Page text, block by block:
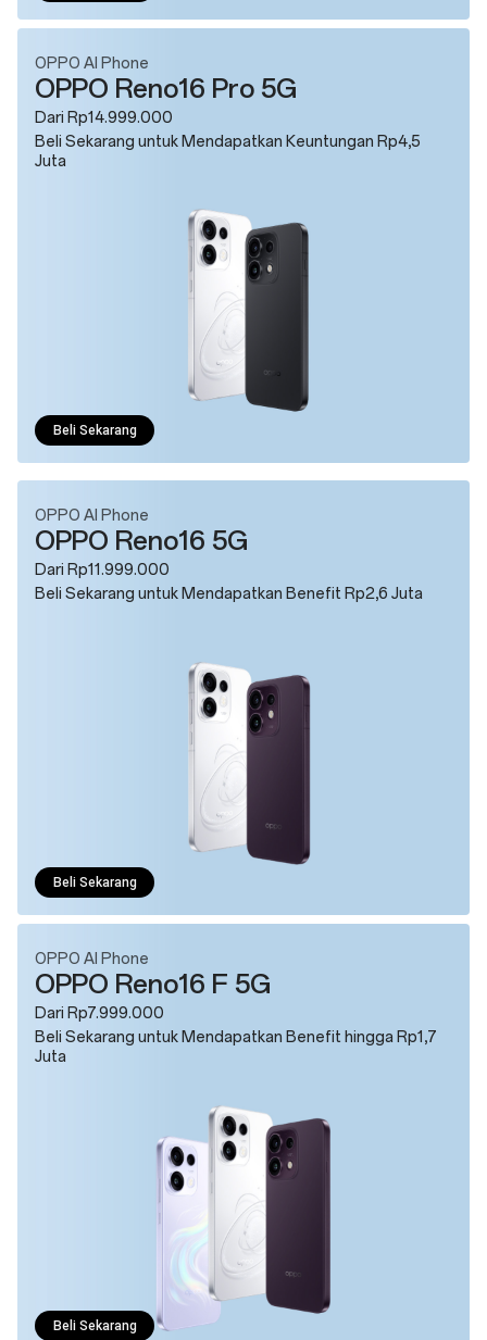
OPPO AI Phone
OPPO Reno16 Pro 5G
Dari Rp14.999.000
Beli Sekarang untuk Mendapatkan Keuntungan Rp4,5
Juta
Beli Sekarang
OPPO AI Phone
OPPO Reno16 5G
Dari Rp11.999.000
Beli Sekarang untuk Mendapatkan Benefit Rp2,6 Juta
Beli Sekarang
OPPO AI Phone
OPPO Reno16 F 5G
Dari Rp7.999.000
Beli Sekarang untuk Mendapatkan Benefit hingga Rp1,7
Juta
Beli Sekarang